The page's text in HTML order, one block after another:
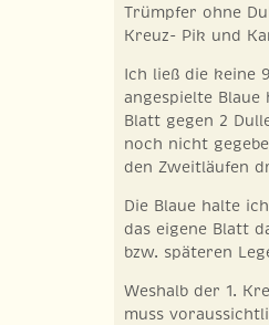
Trümpfer ohne
Kreuz- Pik und
Ich ließ die keine
angespielte
Blatt gegen 2
noch nicht
den Zweitläufen
Die Blaue halte
das eigene Blatt
bzw. späteren
Weshalb der 1.
muss